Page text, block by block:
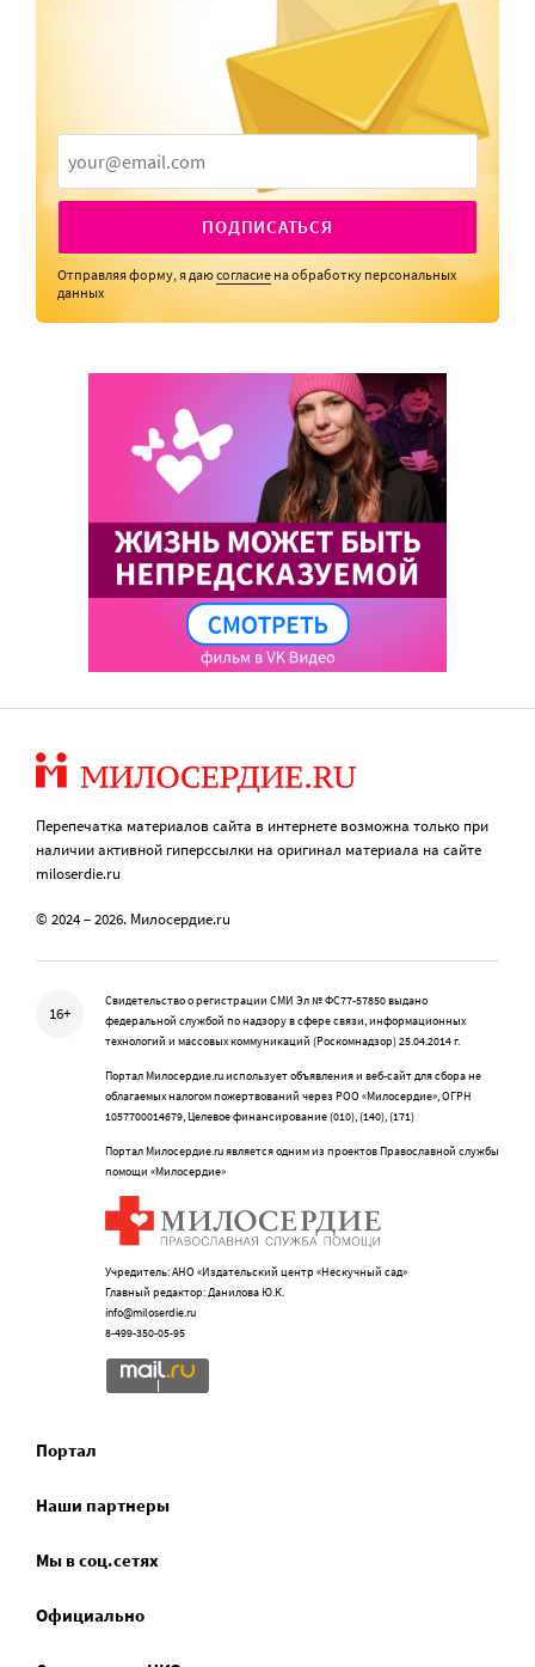
ПОДПИСАТЬСЯ
Отправляя форму, я даюсогласие на обработку персональных
данных
Перепечатка материалов сайта в интернете возможна только при
наличии активной гиперссылки на оригинал материала на сайте
miloserdie.ru
© 2024 – 2026. Милосердие.ru
16+
Свидетельство о регистрации СМИ Эл № ФС77-57850 выдано
федеральной службой по надзору в сфере связи, информационных
технологий и массовых коммуникаций (Роскомнадзор) 25.04.2014 г.
Портал Милосердие.ru использует объявления и веб-сайт для сбора не
облагаемых налогом пожертвований через РОО «Милосердие», ОГРН
1057700014679, Целевое финансирование (010), (140), (171)
Портал Милосердие.ru является одним из проектов Православной службы
помощи «Милосердие»
Учредитель: АНО «Издательский центр «Нескучный сад»
Главный редактор: Данилова Ю.К.
info@miloserdie.ru
8-499-350-05-95
Портал
Наши партнеры
Мы в соц.сетях
Официально